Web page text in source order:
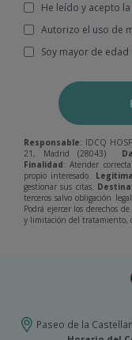
He leído y acepto la
Autorizo el uso de
Soy mayor de edad
Responsable: IDCQ
21, Madrid (28043)
Finalidad: Atender
propio interesado.
gestionar sus citas.
terceros salvo obligación
Podrá ejercer los derechos
y limitación del tratamiento,
Paseo de la